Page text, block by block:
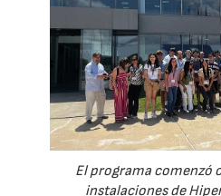
El programa comenzó
instalaciones de